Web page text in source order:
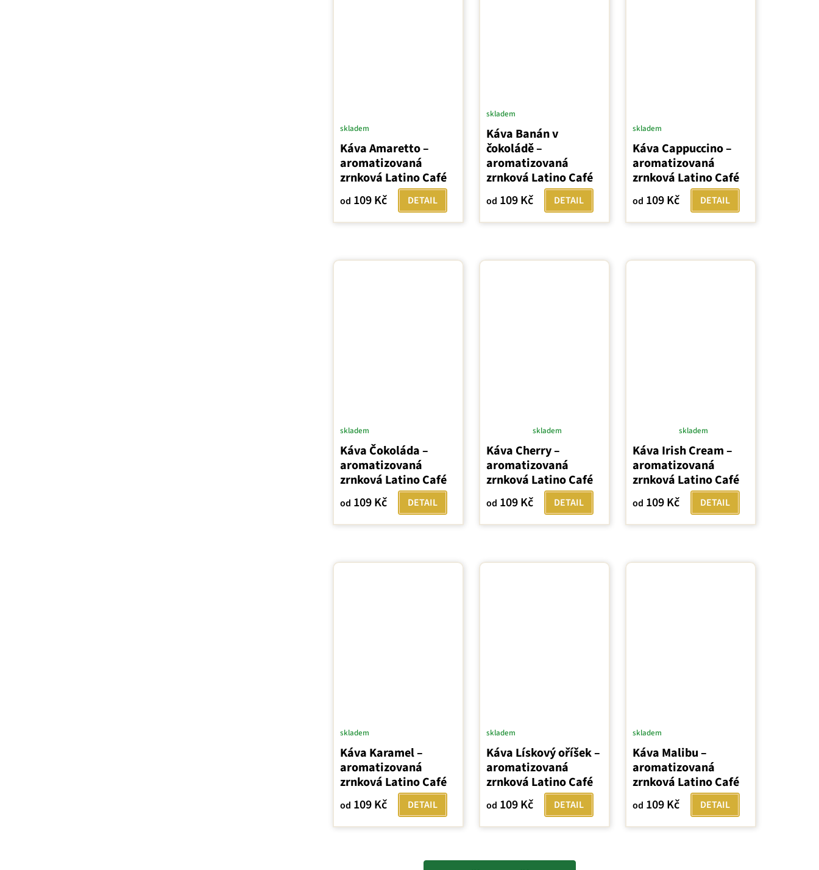
Káva Amaretto –
aromatizovaná
zrnková Latino Café
skladem
od 109 Kč DETAIL
Káva Banán v
čokoládě –
aromatizovaná
zrnková Latino Café
skladem
od 109 Kč DETAIL
Káva Cappuccino –
aromatizovaná
zrnková Latino Café
skladem
od 109 Kč DETAIL
Káva Čokoláda –
aromatizovaná
zrnková Latino Café
skladem
od 109 Kč DETAIL
Káva Cherry –
aromatizovaná
zrnková Latino Café
hodnocení
produktu
je
4,5
z
5
skladem
od 109 Kč DETAIL
Káva Irish Cream –
aromatizovaná
zrnková Latino Café
hodnocení
produktu
je
4,3
z
5
skladem
od 109 Kč DETAIL
Káva Karamel –
aromatizovaná
zrnková Latino Café
skladem
od 109 Kč DETAIL
Káva Lískový oříšek –
aromatizovaná
zrnková Latino Café
skladem
od 109 Kč DETAIL
Káva Malibu –
aromatizovaná
zrnková Latino Café
skladem
od 109 Kč DETAIL